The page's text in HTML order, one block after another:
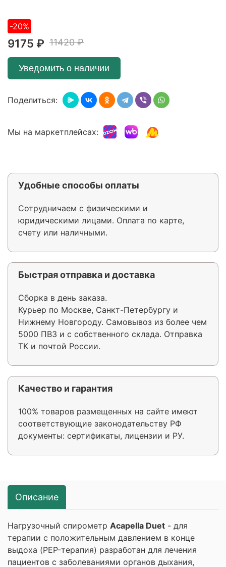
-20%
9175 ₽ 11420 ₽
Уведомить о наличии
Поделиться:
Мы на маркетплейсах:
Удобные способы оплаты
Сотрудничаем с физическими и
юридическими лицами. Оплата по карте,
счету или наличными.
Быстрая отправка и доставка
Сборка в день заказа.
Курьер по Москве, Санкт-Петербургу и
Нижнему Новгороду. Самовывоз из более чем
5000 ПВЗ и с собственного склада. Отправка
ТК и почтой России.
Качество и гарантия
100% товаров размещенных на сайте имеют
соответствующие законодательству РФ
документы: сертификаты, лицензии и РУ.
Описание
Нагрузочный спирометр Acapella Duet - для
терапии с положительным давлением в конце
выдоха (PEP-терапия) разработан для лечения
пациентов с заболеваниями органов дыхания,